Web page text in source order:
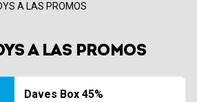
A LAS PROMOS
A LAS PROMOS
Daves Box 45%